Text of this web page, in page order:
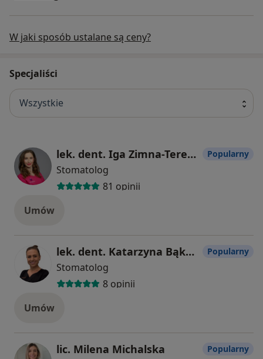
W jaki sposób ustalane są ceny?
Specjaliści
Wszystkie
lek. dent. Iga Zimna-Terebus
Stomatolog
81 opinii
Popularny
Umów
lek. dent. Katarzyna Bąkowska
Stomatolog
8 opinii
Popularny
Umów
lic. Milena Michalska Popularny